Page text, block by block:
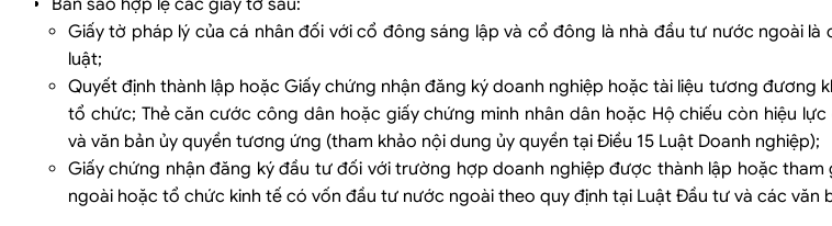
Giấy tờ pháp lý của cá nhân đối với cổ đông sáng lập và cổ đông là nhà đầu tư nước ngoài là
luật;
Quyết định thành lập hoặc Giấy chứng nhận đăng ký doanh nghiệp hoặc tài liệu tương đương
tổ chức; Thẻ căn cước công dân hoặc giấy chứng minh nhân dân hoặc Hộ chiếu còn hiệu
và văn bản ủy quyền tương ứng (tham khảo nội dung ủy quyền tại Điều 15 Luật Doanh nghiệp);
Giấy chứng nhận đăng ký đầu tư đối với trường hợp doanh nghiệp được thành lập hoặc
ngoài hoặc tổ chức kinh tế có vốn đầu tư nước ngoài theo quy định tại Luật Đầu tư và các văn